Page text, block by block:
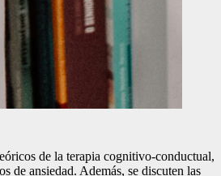
de la terapia cognitivo-conductual,
de ansiedad. Además, se discuten las